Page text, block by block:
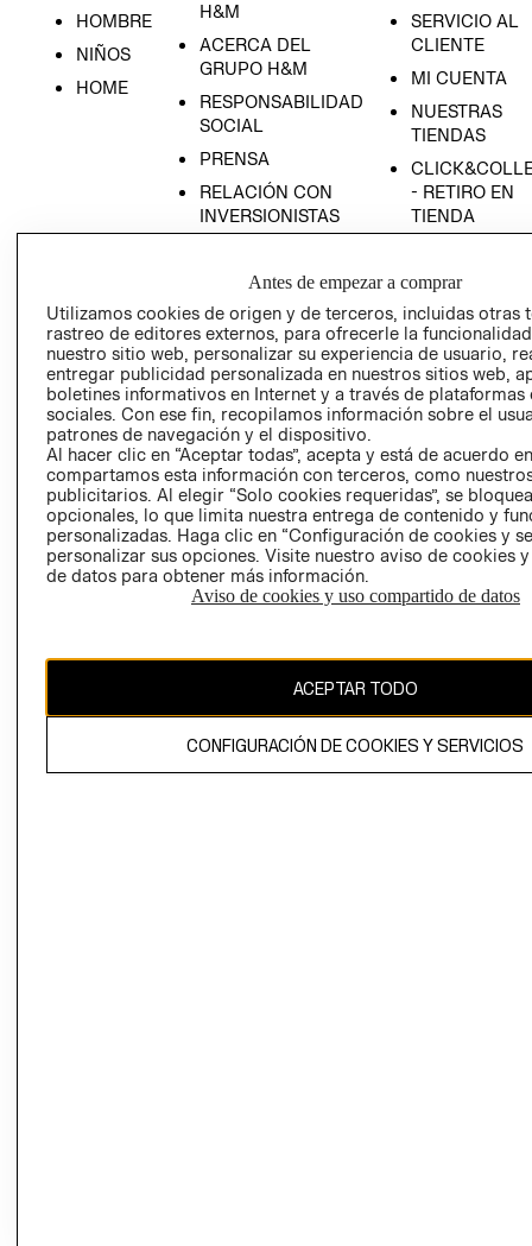
HOMBRE
NIÑOS
HOME
H&M
ACERCA DEL
GRUPO H&M
RESPONSABILIDAD
SOCIAL
PRENSA
RELACIÓN CON
INVERSIONISTAS
EMPRESARIAL
SERVICIO AL
CLIENTE
MI CUENTA
NUESTRAS
TIENDAS
- RETIRO EN
TIENDA
AVISO DE
PRIVACIDAD
GIFT CARD
AVISO DE
COOKIES
Uruguay ($U)
El contenido de esta página web está protegido por copyright y es
propiedad de H&M Hennes & Mauritz AB.
Antes de empezar a comprar
Utilizamos cookies de origen y de terceros, incluidas otras
rastreo de editores externos, para ofrecerle la
nuestro sitio web, personalizar su experiencia de usuario,
entregar publicidad personalizada en nuestros sitios web,
boletines informativos en Internet y a través de plataformas
sociales. Con ese fin, recopilamos información sobre el
patrones de navegación y el dispositivo.
Al hacer clic en “Aceptar todas”, acepta y está de acuerdo
compartamos esta información con terceros, como
publicitarios. Al elegir “Solo cookies requeridas”, se
opcionales, lo que limita nuestra entrega de contenido y
personalizadas. Haga clic en “Configuración de cookies y
personalizar sus opciones. Visite nuestro aviso de cookies
de datos para obtener más información.
Aviso de cookies y uso compartido de datos
ACEPTAR TODO
CONFIGURACIÓN DE COOKIES Y SERVICIOS